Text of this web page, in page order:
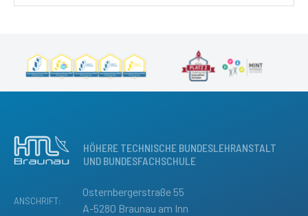
HÖHERE TECHNISCHE BUNDESLEHRANSTALT
UND BUNDESFACHSCHULE
ANSCHRIFT:
Osternbergerstraße 55
A-5280 Braunau am Inn